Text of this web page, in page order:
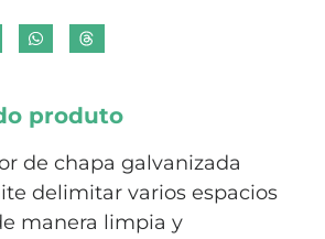
produto
de chapa galvanizada
delimitar varios espacios
manera limpia y